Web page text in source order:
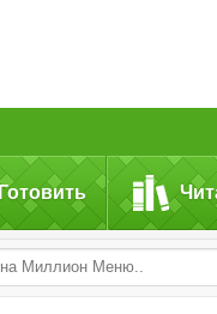
Готовить